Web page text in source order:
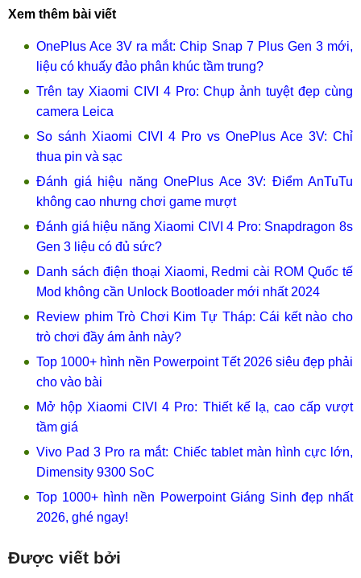
Xem thêm bài viết
OnePlus Ace 3V ra mắt: Chip Snap 7 Plus Gen 3 mới,
liệu có khuấy đảo phân khúc tầm trung?
Trên tay Xiaomi CIVI 4 Pro: Chụp ảnh tuyệt đẹp cùng
camera Leica
So sánh Xiaomi CIVI 4 Pro vs OnePlus Ace 3V: Chỉ
thua pin và sạc
Đánh giá hiệu năng OnePlus Ace 3V: Điểm AnTuTu
không cao nhưng chơi game mượt
Đánh giá hiệu năng Xiaomi CIVI 4 Pro: Snapdragon 8s
Gen 3 liệu có đủ sức?
Danh sách điện thoại Xiaomi, Redmi cài ROM Quốc tế
Mod không cần Unlock Bootloader mới nhất 2024
Review phim Trò Chơi Kim Tự Tháp: Cái kết nào cho
trò chơi đầy ám ảnh này?
Top 1000+ hình nền Powerpoint Tết 2026 siêu đẹp phải
cho vào bài
Mở hộp Xiaomi CIVI 4 Pro: Thiết kế lạ, cao cấp vượt
tầm giá
Vivo Pad 3 Pro ra mắt: Chiếc tablet màn hình cực lớn,
Dimensity 9300 SoC
Top 1000+ hình nền Powerpoint Giáng Sinh đẹp nhất
2026, ghé ngay!
Được viết bởi